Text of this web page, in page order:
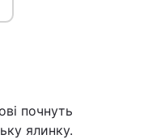
почнуть
ялинку.